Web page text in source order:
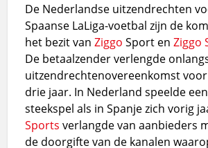
De Nederlandse uitzendrechten
Spaanse LaLiga-voetbal zijn de
het bezit vanZiggo Sport enZiggo
De betaalzender verlengde
uitzendrechtenovereenkomst
drie jaar. In Nederland speelde
steekspel als in Spanje zich vorig
Sports verlangde van aanbieders
de doorgifte van de kanalen